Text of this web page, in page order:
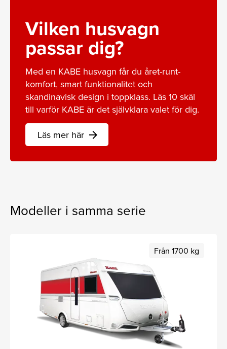
Vilken husvagn
passar dig?
Med en KABE husvagn får du året-runt-
komfort, smart funktionalitet och
skandinavisk design i toppklass. Läs 10 skäl
till varför KABE är det självklara valet för dig.
Läs mer här arrow_forward
Modeller i samma serie
Från 1700 kg